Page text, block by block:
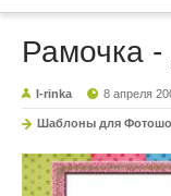
Рамочка
I-rinka 8 апреля
Шаблоны для